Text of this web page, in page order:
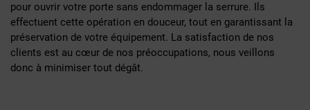
pour ouvrir votre porte sans endommager la serrure. Ils
effectuent cette opération en douceur, tout en garantissant la
préservation de votre équipement. La satisfaction de nos
clients est au cœur de nos préoccupations, nous veillons
donc à minimiser tout dégât.